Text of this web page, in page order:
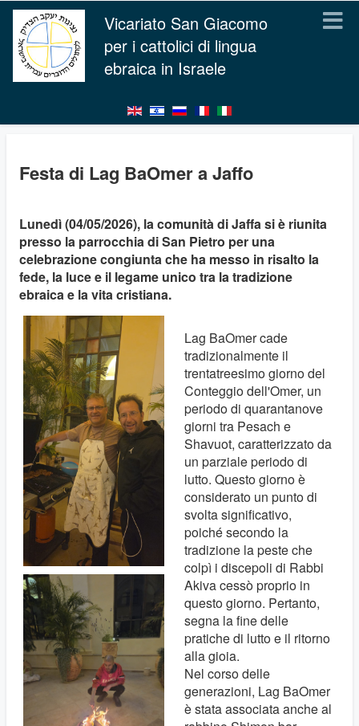
Vicariato San Giacomo
per i cattolici di lingua
ebraica in Israele
Festa di Lag BaOmer a Jaffo
Lunedì (04/05/2026), la comunità di Jaffa si è riunita
presso la parrocchia di San Pietro per una
celebrazione congiunta che ha messo in risalto la
fede, la luce e il legame unico tra la tradizione
ebraica e la vita cristiana.
Lag BaOmer cade
tradizionalmente il
trentatreesimo giorno del
Conteggio dell'Omer, un
periodo di quarantanove
giorni tra Pesach e
Shavuot, caratterizzato da
un parziale periodo di
lutto. Questo giorno è
considerato un punto di
svolta significativo,
poiché secondo la
tradizione la peste che
colpì i discepoli di Rabbi
Akiva cessò proprio in
questo giorno. Pertanto,
segna la fine delle
pratiche di lutto e il ritorno
alla gioia.
Nel corso delle
generazioni, Lag BaOmer
è stata associata anche al